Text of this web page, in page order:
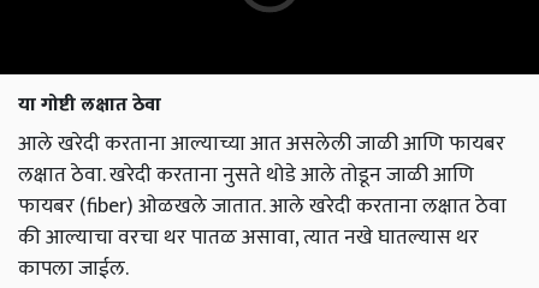
या गोष्टी लक्षात ठेवा
आले खरेदी करताना आल्याच्या आत असलेली जाळी आणि फायबर
लक्षात ठेवा. खरेदी करताना नुसते थोडे आले तोडून जाळी आणि
फायबर (fiber) ओळखले जातात. आले खरेदी करताना लक्षात ठेवा
की आल्याचा वरचा थर पातळ असावा, त्यात नखे घातल्यास थर
कापला जाईल.